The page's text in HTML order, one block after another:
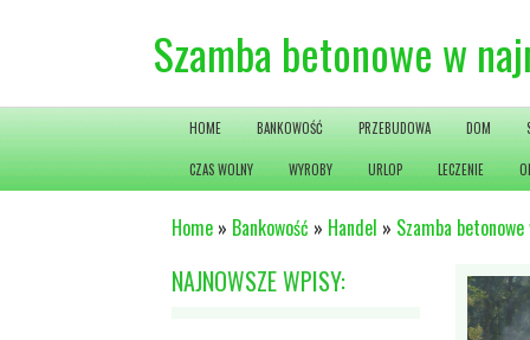
Szamba betonowe w
HOME BANKOWOŚĆ PRZEBUDOWA DOM
CZAS WOLNY WYROBY URLOP LECZENIE
Home » Bankowość » Handel » Szamba
NAJNOWSZE WPISY: